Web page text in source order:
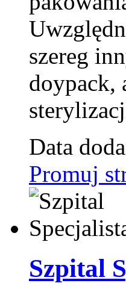
szereg
doypack,
Data
Promuj
Szpital